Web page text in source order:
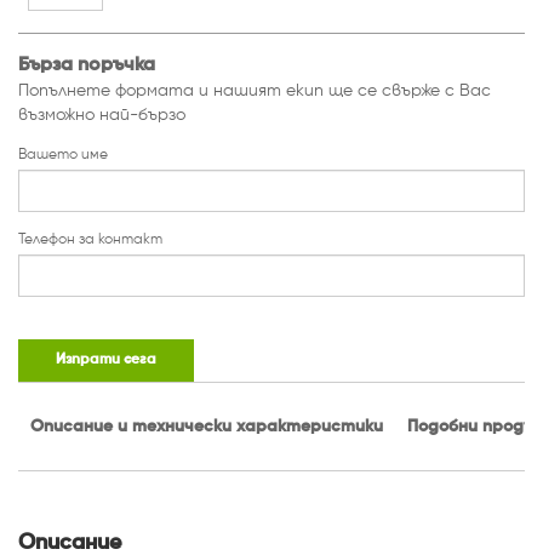
Бърза поръчка
Попълнете формата и нашият екип ще се свърже с Вас
възможно най-бързо
Вашето име
Телефон за контакт
Изпрати сега
Описание и технически характеристики Подобни
Описание